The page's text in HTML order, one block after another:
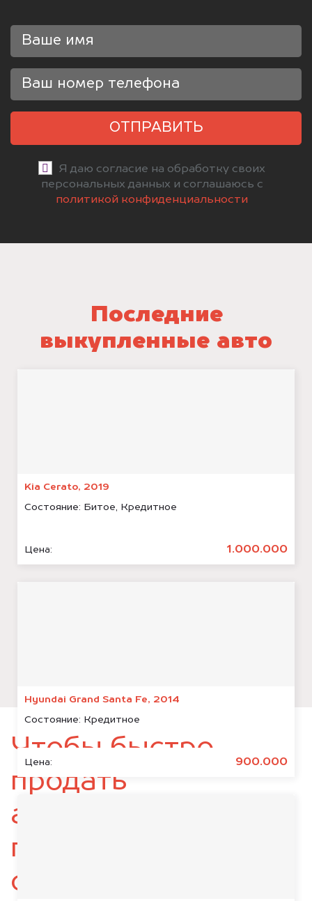
ОТПРАВИТЬ
Я даю согласие на обработку своих
персональных данных и соглашаюсь с
политикой конфиденциальности
Последние
выкупленные авто
Kia Cerato, 2019
Состояние: Битое, Кредитное
Цена: 1.000.000
Hyundai Grand Santa Fe, 2014
Состояние: Кредитное
Цена: 900.000
Чтобы быстро
продать
автомобиль,
подготовьте
следующие